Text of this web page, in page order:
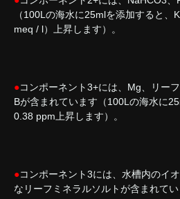
（100Lの海水に25mlを添加すると、
meq / l）上昇します）。
●コンポーネント3+には、Mg、リー
Bが含まれています（100Lの海水に
0.38 ppm上昇します）。
●コンポーネント3には、水槽内のイ
なリーフミネラルソルトが含まれてい